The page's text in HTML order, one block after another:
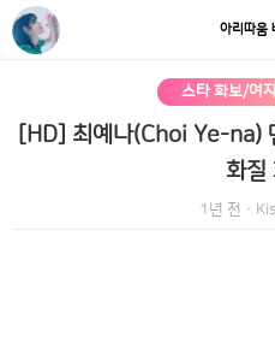
아리따움
스타 화보/여
[HD] 최예나(Choi Ye-na)
화질
1년 전 ·